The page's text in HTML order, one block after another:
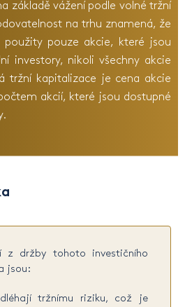
základě vážení podle volné tržní
na trhu znamená, že
pouze akcie, které jsou
investory, nikoli všechny akcie
tržní kapitalizace je cena akcie
akcií, které jsou dostupné
z držby tohoto investičního
jsou:
tržnímu riziku, což je